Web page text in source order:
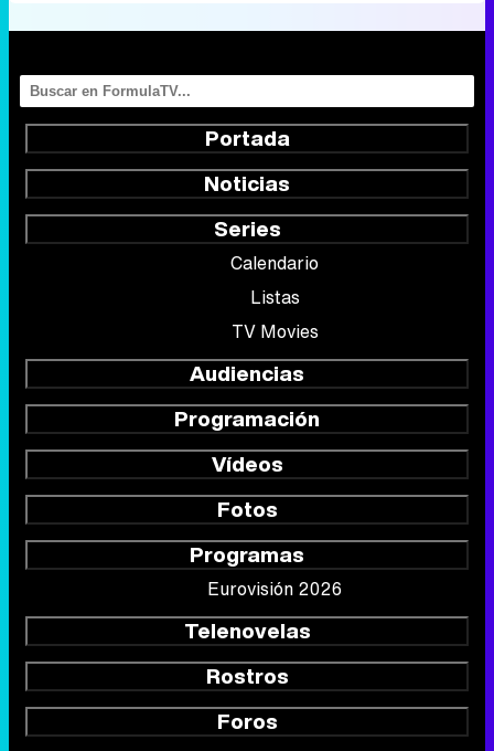
Portada
Noticias
Series
Calendario
Listas
TV Movies
Audiencias
Programación
Vídeos
Fotos
Programas
Eurovisión 2026
Telenovelas
Rostros
Foros